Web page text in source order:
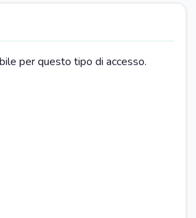
per questo tipo di accesso.